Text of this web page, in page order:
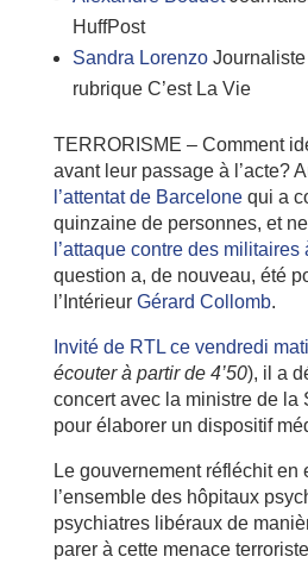
HuffPost
Sandra Lorenzo
rubrique C’est La Vie
TERRORISME – Comment
avant leur passage à l’acte?
l’attentat de Barcelonequi a
quinzaine de personnes, et
l’attaque contre des
question a, de nouveau, été
l’Intérieur Gérard Collomb.
Invité de RTL ce vendredi
écouter à partir de 4’50), il a
concert avec la ministre de la
pour élaborer un dispositif
Le gouvernement réfléchit en
l’ensemble des hôpitaux
psychiatres libéraux de
parer à cette menace